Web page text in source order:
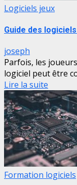
Logiciels jeux
Guide des
joseph
Parfois, les
logiciel peut être
Lire la suite
Formation logiciels